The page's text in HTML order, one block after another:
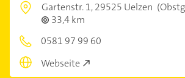
Gartenstr. 1,29525 Uelzen
33,4 km
0581 97 99 60
Webseite